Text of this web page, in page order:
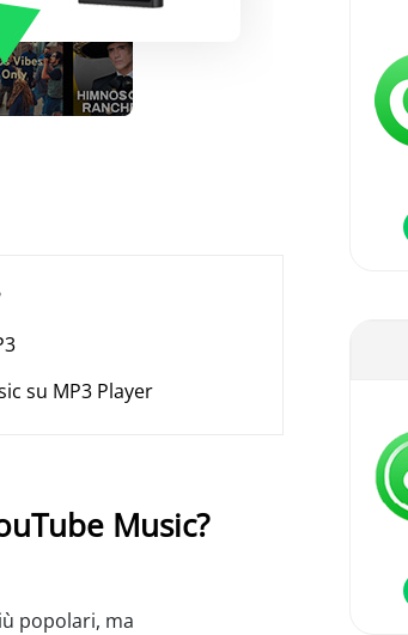
su MP3 Player
Music?
popolari, ma